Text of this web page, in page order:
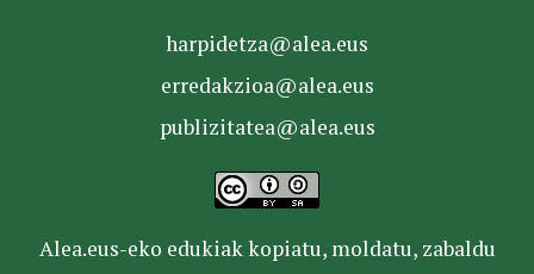
harpidetza@alea.eus
erredakzioa@alea.eus
publizitatea@alea.eus
Alea.eus-eko edukiak kopiatu, moldatu, zabaldu